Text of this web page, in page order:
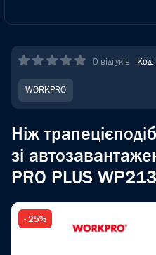
0 відгуків
WORKPRO
Ніж
зі
PRO PLUS
- 25%